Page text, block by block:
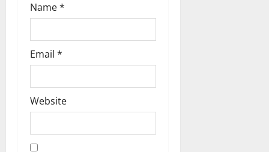
Name*
Email *
Website